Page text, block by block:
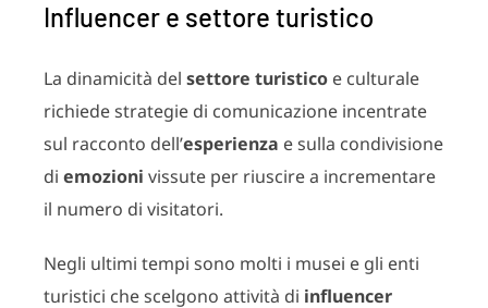
Influencer e settore turistico
La dinamicità del settore turisticoe culturale
richiede strategie di comunicazione incentrate
sul racconto dell’esperienza e sulla condivisione
di emozioni vissute per riuscire a incrementare
il numero di visitatori.
Negli ultimi tempi sono molti i musei e gli enti
turistici che scelgono attività di influencer